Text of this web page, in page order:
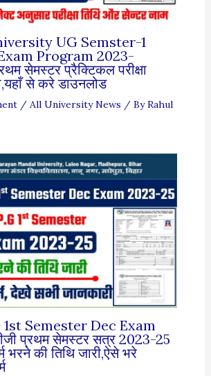
UG Semster-1
Program 2023-
सेमस्टर प्रैक्टिकल परीक्षा
से करे डाउनलोड
/ All University News / ByRahul
1st Semester Dec Exam
प्रथम सेमस्टर सत्र 2023-25
भरने की तिथि जारी,ऐसे भरे